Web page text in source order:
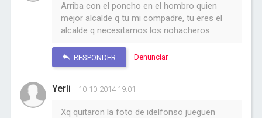
Arriba con el poncho en el hombro quien
mejor alcalde q tu mi compadre, tu eres el
alcalde q necesitamos los riohacheros
RESPONDER Denunciar
Yerli 10-10-2014 19:01
Xq quitaron la foto de idelfonso jueguen